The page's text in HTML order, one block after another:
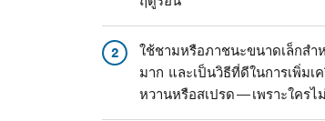
2
ใช้ชามหรือภาชนะขนาดเล็กสํา
มาก และเป็นวิธีที่ดีในการเพิ่ม
หวานหรือสเปรด—เพราะใครไ